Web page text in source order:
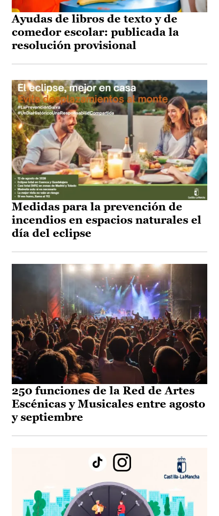
Ayudas de libros de texto y de
comedor escolar: publicada la
resolución provisional
Medidas para la prevención de
incendios en espacios naturales el
día del eclipse
250 funciones de la Red de Artes
Escénicas y Musicales entre agosto
y septiembre